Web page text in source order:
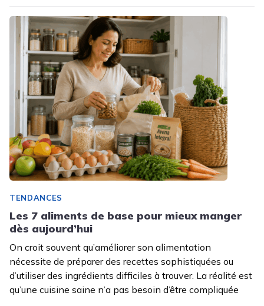
TENDANCES
Les 7 aliments de base pour mieux manger
dès aujourd’hui
On croit souvent qu’améliorer son alimentation
nécessite de préparer des recettes sophistiquées ou
d’utiliser des ingrédients difficiles à trouver. La réalité est
qu’une cuisine saine n’a pas besoin d’être compliquée